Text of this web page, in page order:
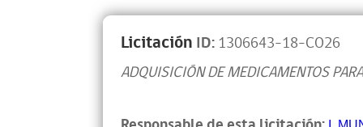
Licitación ID:1306643-18-CO26
ADQUISICIÓN DE MEDICAMENTOS